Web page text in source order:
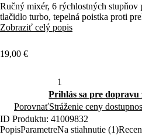
Ručný mixér, 6 rýchlostných stupňov
tlačidlo turbo, tepelná poistka proti
Zobraziť celý popis
19,00 €
Prihlás sa pre dopravu
PorovnaťStráženie ceny
ID Produktu: 41009832
PopisParametreNa stiahnutie (1)